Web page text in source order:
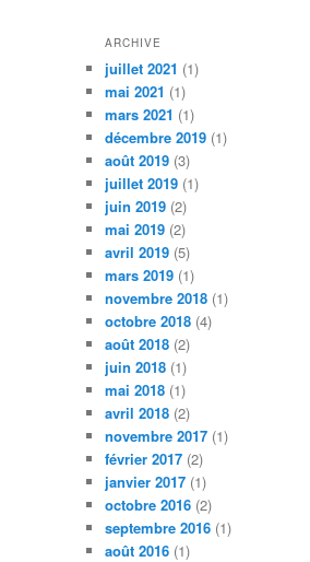
ARCHIVE
juillet 2021 (1)
mai 2021 (1)
mars 2021 (1)
décembre 2019 (1)
août 2019 (3)
juillet 2019 (1)
juin 2019 (2)
mai 2019 (2)
avril 2019 (5)
mars 2019 (1)
novembre 2018 (1)
octobre 2018 (4)
août 2018 (2)
juin 2018 (1)
mai 2018 (1)
avril 2018 (2)
novembre 2017 (1)
février 2017 (2)
janvier 2017 (1)
octobre 2016 (2)
septembre 2016 (1)
août 2016 (1)